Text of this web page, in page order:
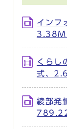
インフ
くらし
式、
綾部発